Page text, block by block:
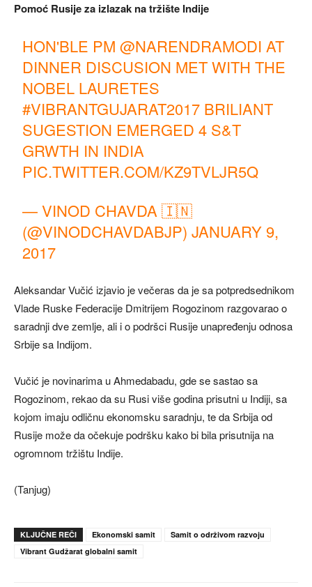
Pomoć Rusije za izlazak na tržište Indije
HON'BLE PM@NARENDRAMODI AT
DINNER DISCUSION MET WITH THE
NOBEL LAURETES
#VIBRANTGUJARAT2017 BRILIANT
SUGESTION EMERGED 4 S&T
GRWTH IN INDIA
PIC.TWITTER.COM/KZ9TVLJR5Q
— VINOD CHAVDA 🇮🇳
(@VINODCHAVDABJP)JANUARY 9,
2017
Aleksandar Vučić izjavio je večeras da je sa potpredsednikom
Vlade Ruske Federacije Dmitrijem Rogozinom razgovarao o
saradnji dve zemlje, ali i o podršci Rusije unapređenju odnosa
Srbije sa Indijom.
Vučić je novinarima u Ahmedabadu, gde se sastao sa
Rogozinom, rekao da su Rusi više godina prisutni u Indiji, sa
kojom imaju odličnu ekonomsku saradnju, te da Srbija od
Rusije može da očekuje podršku kako bi bila prisutnija na
ogromnom tržištu Indije.
(Tanjug)
KLJUČNE REČI Ekonomski samit
Samit o održivom razvoju
Vibrant Gudžarat globalni samit